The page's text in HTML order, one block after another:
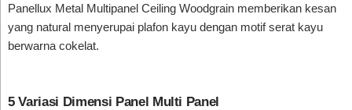
Panellux Metal Multipanel Ceiling Woodgrain memberikan kesan
yang natural menyerupai plafon kayu dengan motif serat kayu
berwarna cokelat.
5 Variasi Dimensi Panel Multi Panel